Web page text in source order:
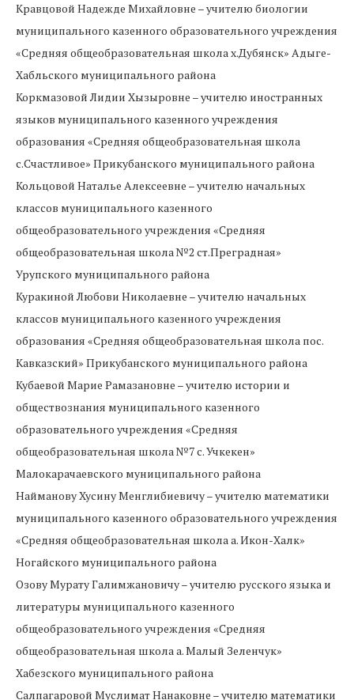
Кравцовой Надежде Михайловне – учителю биологии
муниципального казенного образовательного учреждения
«Средняя общеобразовательная школа х.Дубянск» Адыге-
Хабльского муниципального района
Коркмазовой Лидии Хызыровне – учителю иностранных
языков муниципального казенного учреждения
образования «Средняя общеобразовательная школа
с.Счастливое» Прикубанского муниципального района
Кольцовой Наталье Алексеевне – учителю начальных
классов муниципального казенного
общеобразовательного учреждения «Средняя
общеобразовательная школа №2 ст.Преградная»
Урупского муниципального района
Куракиной Любови Николаевне – учителю начальных
классов муниципального казенного учреждения
образования «Средняя общеобразовательная школа пос.
Кавказский» Прикубанского муниципального района
Кубаевой Марие Рамазановне – учителю истории и
обществознания муниципального казенного
образовательного учреждения «Средняя
общеобразовательная школа №7 с. Учкекен»
Малокарачаевского муниципального района
Найманову Хусину Менглибиевичу – учителю математики
муниципального казенного образовательного учреждения
«Средняя общеобразовательная школа а. Икон-Халк»
Ногайского муниципального района
Озову Мурату Галимжановичу – учителю русского языка и
литературы муниципального казенного
общеобразовательного учреждения «Средняя
общеобразовательная школа а. Малый Зеленчук»
Хабезского муниципального района
Салпагаровой Муслимат Нанаковне – учителю математики